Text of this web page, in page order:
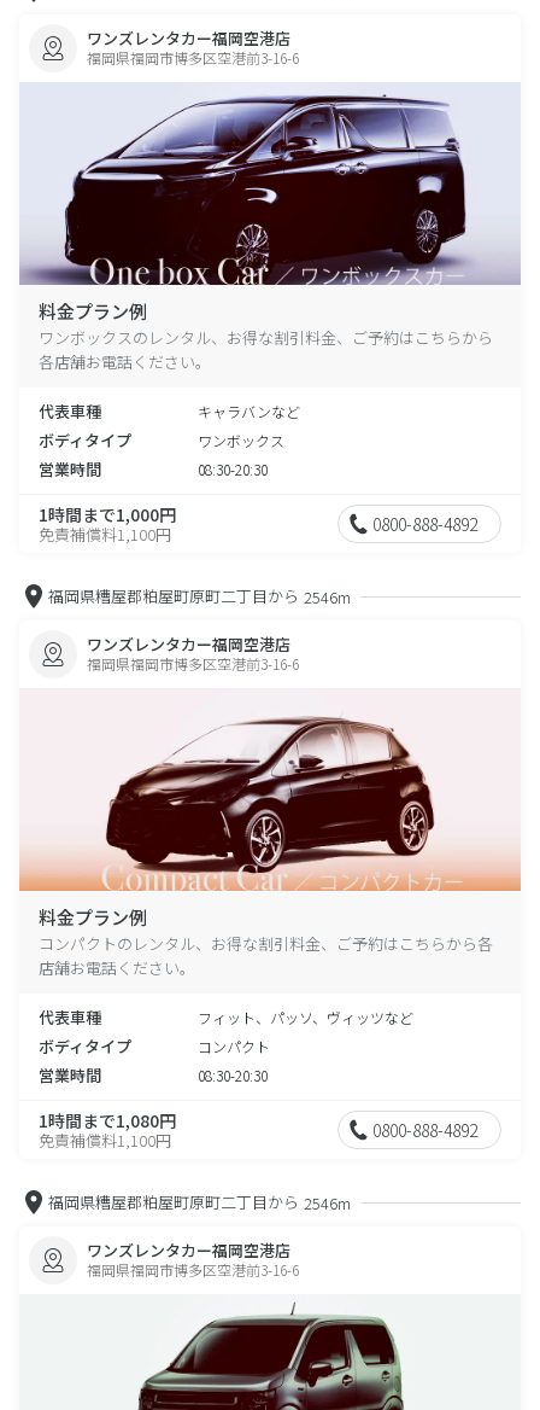
ワンズレンタカー福岡空港店
福岡県福岡市博多区空港前3-16-6
料金プラン例
ワンボックスのレンタル、お得な割引料金、ご予約はこちらから
各店舗お電話ください。
代表車種 キャラバンなど
ボディタイプ ワンボックス
営業時間 08:30-20:30
1時間まで1,000円
免責補償料1,100円 0800-888-4892
福岡県糟屋郡粕屋町原町二丁目から 2546m
ワンズレンタカー福岡空港店
福岡県福岡市博多区空港前3-16-6
料金プラン例
コンパクトのレンタル、お得な割引料金、ご予約はこちらから各
店舗お電話ください。
代表車種 フィット、パッソ、ヴィッツなど
ボディタイプ コンパクト
営業時間 08:30-20:30
1時間まで1,080円
免責補償料1,100円 0800-888-4892
福岡県糟屋郡粕屋町原町二丁目から 2546m
ワンズレンタカー福岡空港店
福岡県福岡市博多区空港前3-16-6